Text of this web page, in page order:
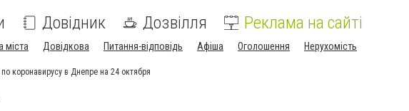
Довідник Дозвілля Реклама на сайті
міста Довідкова Питання-відповідь Афіша Оголошення Нерухомість
коронавирусу в Днепре на 24 октября